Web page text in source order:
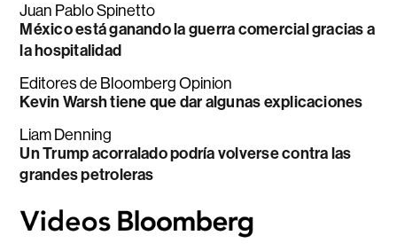
Juan Pablo Spinetto
México está ganando la guerra comercial gracias a
la hospitalidad
Editores de Bloomberg Opinion
Kevin Warsh tiene que dar algunas explicaciones
Liam Denning
Un Trump acorralado podría volverse contra las
grandes petroleras